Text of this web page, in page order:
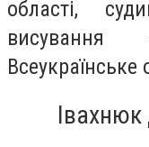
області,
висування